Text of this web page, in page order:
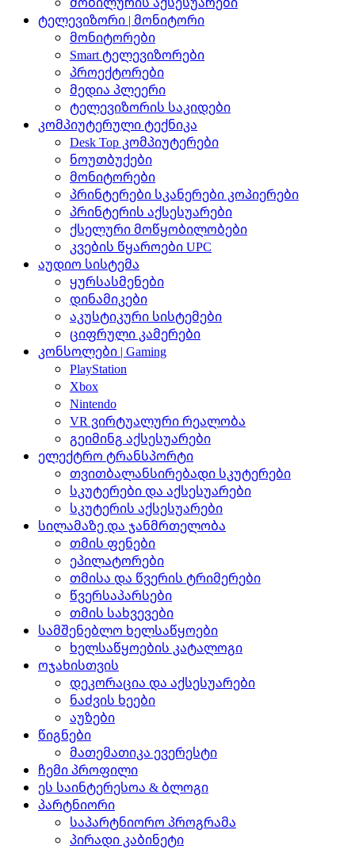
ტელევიზორი | მონიტორი
მონიტორები
Smart ტელევიზორები
პროექტორები
მედია პლეერი
ტელევიზორის საკიდები
კომპიუტერული ტექნიკა
Desk Top კომპიუტერები
ნოუთბუქები
მონიტორები
პრინტერები სკანერები კოპიერები
პრინტერის აქსესუარები
ქსელური მოწყობილობები
კვების წყაროები UPC
აუდიო სისტემა
ყურსასმენები
დინამიკები
აკუსტიკური სისტემები
ციფრული კამერები
კონსოლები | Gaming
PlayStation
Xbox
Nintendo
VR ვირტუალური რეალობა
გეიმინგ აქსესუარები
ელექტრო ტრანსპორტი
თვითბალანსირებადი სკუტერები
სკუტერები და აქსესუარები
სკუტერის აქსესუარები
სილამაზე და ჯანმრთელობა
თმის ფენები
ეპილატორები
თმისა და წვერის ტრიმერები
წვერსაპარსები
თმის სახვევები
სამშენებლო ხელსაწყოები
ხელსაწყოების კატალოგი
ოჯახისთვის
დეკორაცია და აქსესუარები
ნაძვის ხეები
აუზები
წიგნები
მათემათიკა ევერესტი
ჩემი პროფილი
ეს საინტერესოა & ბლოგი
პარტნიორი
საპარტნიორო პროგრამა
პირადი კაბინეტი